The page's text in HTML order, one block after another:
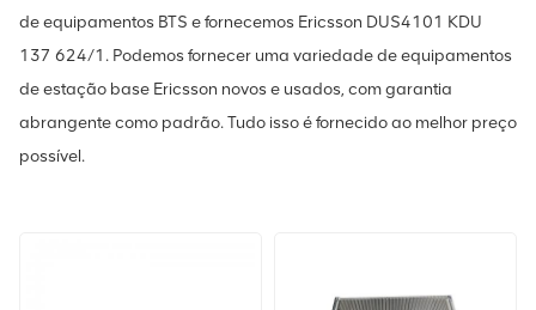
de equipamentos BTS e fornecemos Ericsson DUS4101 KDU
137 624/1. Podemos fornecer uma variedade de equipamentos
de estação base Ericsson novos e usados, com garantia
abrangente como padrão. Tudo isso é fornecido ao melhor preço
possível.